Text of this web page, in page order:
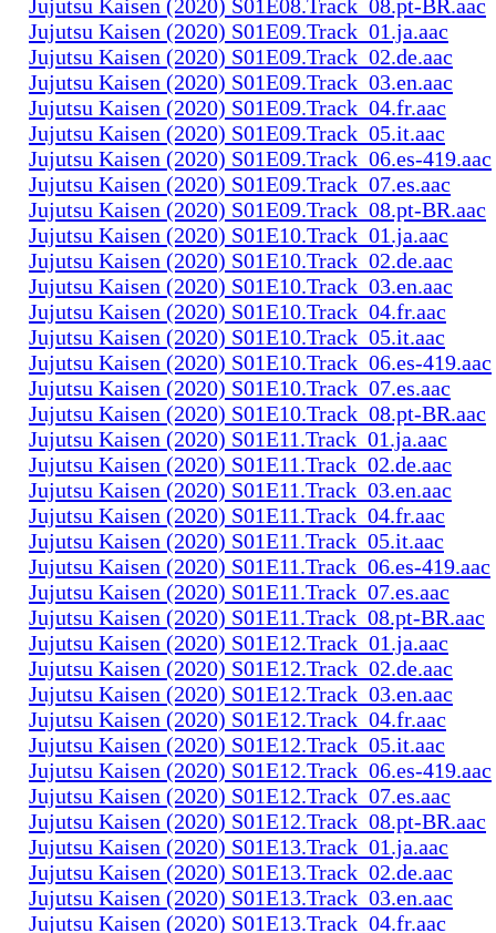
Jujutsu Kaisen (2020) S01E08.Track_08.pt-BR.aac
Jujutsu Kaisen (2020) S01E09.Track_01.ja.aac
Jujutsu Kaisen (2020) S01E09.Track_02.de.aac
Jujutsu Kaisen (2020) S01E09.Track_03.en.aac
Jujutsu Kaisen (2020) S01E09.Track_04.fr.aac
Jujutsu Kaisen (2020) S01E09.Track_05.it.aac
Jujutsu Kaisen (2020) S01E09.Track_06.es-419.aac
Jujutsu Kaisen (2020) S01E09.Track_07.es.aac
Jujutsu Kaisen (2020) S01E09.Track_08.pt-BR.aac
Jujutsu Kaisen (2020) S01E10.Track_01.ja.aac
Jujutsu Kaisen (2020) S01E10.Track_02.de.aac
Jujutsu Kaisen (2020) S01E10.Track_03.en.aac
Jujutsu Kaisen (2020) S01E10.Track_04.fr.aac
Jujutsu Kaisen (2020) S01E10.Track_05.it.aac
Jujutsu Kaisen (2020) S01E10.Track_06.es-419.aac
Jujutsu Kaisen (2020) S01E10.Track_07.es.aac
Jujutsu Kaisen (2020) S01E10.Track_08.pt-BR.aac
Jujutsu Kaisen (2020) S01E11.Track_01.ja.aac
Jujutsu Kaisen (2020) S01E11.Track_02.de.aac
Jujutsu Kaisen (2020) S01E11.Track_03.en.aac
Jujutsu Kaisen (2020) S01E11.Track_04.fr.aac
Jujutsu Kaisen (2020) S01E11.Track_05.it.aac
Jujutsu Kaisen (2020) S01E11.Track_06.es-419.aac
Jujutsu Kaisen (2020) S01E11.Track_07.es.aac
Jujutsu Kaisen (2020) S01E11.Track_08.pt-BR.aac
Jujutsu Kaisen (2020) S01E12.Track_01.ja.aac
Jujutsu Kaisen (2020) S01E12.Track_02.de.aac
Jujutsu Kaisen (2020) S01E12.Track_03.en.aac
Jujutsu Kaisen (2020) S01E12.Track_04.fr.aac
Jujutsu Kaisen (2020) S01E12.Track_05.it.aac
Jujutsu Kaisen (2020) S01E12.Track_06.es-419.aac
Jujutsu Kaisen (2020) S01E12.Track_07.es.aac
Jujutsu Kaisen (2020) S01E12.Track_08.pt-BR.aac
Jujutsu Kaisen (2020) S01E13.Track_01.ja.aac
Jujutsu Kaisen (2020) S01E13.Track_02.de.aac
Jujutsu Kaisen (2020) S01E13.Track_03.en.aac
Jujutsu Kaisen (2020) S01E13.Track_04.fr.aac